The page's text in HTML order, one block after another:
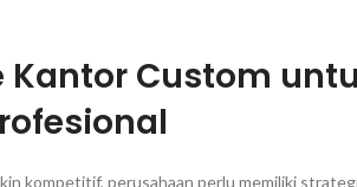
Kantor Custom
kompetitif, perusahaan perlu memiliki